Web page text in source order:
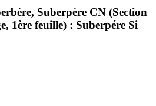
Suberpère CN (Section
1ère feuille) : Suberpére Si